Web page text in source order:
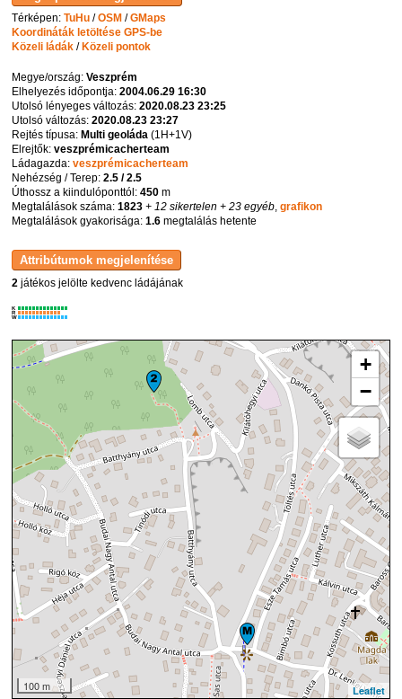
Térképen:TuHu /OSM /GMaps
Koordináták letöltése GPS-be
Közeli ládák / Közeli pontok
Megye/ország:Veszprém
Elhelyezés időpontja:2004.06.29 16:30
Utolsó lényeges változás:2020.08.23 23:25
Utolsó változás:2020.08.23 23:27
Rejtés típusa: Multi geoláda (1H+1V)
Elrejtők:veszprémicacherteam
Ládagazda:veszprémicacherteam
Nehézség / Terep:2.5 / 2.5
Úthossz a kiindulóponttól:450 m
Megtalálások száma:1823 + 12 sikertelen + 23 egyéb,grafikon
Megtalálások gyakorisága:1.6 megtalálás hetente
2 játékos jelölte kedvenc ládájának
K
R
W
+
−
100 m
Leaflet